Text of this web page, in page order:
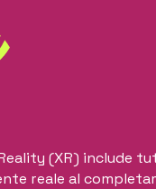
(XR) include
reale al